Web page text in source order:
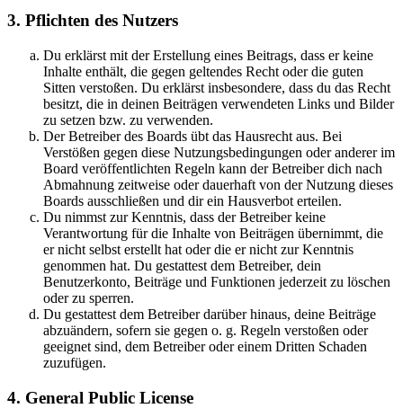
3. Pflichten des Nutzers
Du erklärst mit der Erstellung eines Beitrags, dass er keine
Inhalte enthält, die gegen geltendes Recht oder die guten
Sitten verstoßen. Du erklärst insbesondere, dass du das Recht
besitzt, die in deinen Beiträgen verwendeten Links und Bilder
zu setzen bzw. zu verwenden.
Der Betreiber des Boards übt das Hausrecht aus. Bei
Verstößen gegen diese Nutzungsbedingungen oder anderer im
Board veröffentlichten Regeln kann der Betreiber dich nach
Abmahnung zeitweise oder dauerhaft von der Nutzung dieses
Boards ausschließen und dir ein Hausverbot erteilen.
Du nimmst zur Kenntnis, dass der Betreiber keine
Verantwortung für die Inhalte von Beiträgen übernimmt, die
er nicht selbst erstellt hat oder die er nicht zur Kenntnis
genommen hat. Du gestattest dem Betreiber, dein
Benutzerkonto, Beiträge und Funktionen jederzeit zu löschen
oder zu sperren.
Du gestattest dem Betreiber darüber hinaus, deine Beiträge
abzuändern, sofern sie gegen o. g. Regeln verstoßen oder
geeignet sind, dem Betreiber oder einem Dritten Schaden
zuzufügen.
4. General Public License